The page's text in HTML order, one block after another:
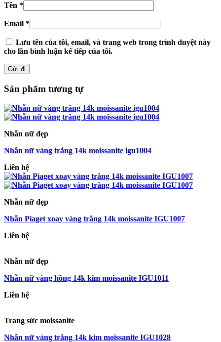
Tên *
Email *
Lưu tên của tôi, email, và trang web trong trình duyệt này
cho lần bình luận kế tiếp của tôi.
Sản phẩm tương tự
Nhẫn nữ đẹp
Nhẫn nữ vàng trắng 14k moissanite igu1004
Liên hệ
Nhẫn nữ đẹp
Nhẫn Piaget xoay vàng trắng 14k moissanite IGU1007
Liên hệ
Nhẫn nữ đẹp
Nhẫn nữ vàng hồng 14k kim moissanite IGU1011
Liên hệ
Trang sức moissanite
Nhẫn nữ vàng trắng 14k kim moissanite IGU1028